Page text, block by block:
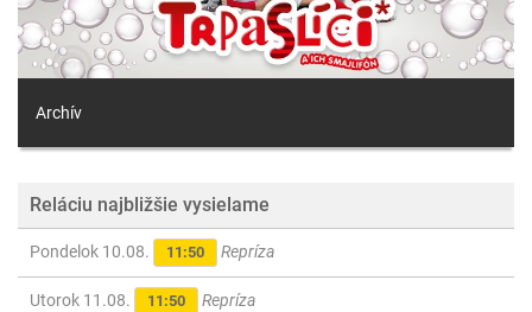
Archív
Reláciu najbližšie vysielame
Pondelok 10.08. 11:50 Repríza
Utorok 11.08. 11:50 Repríza